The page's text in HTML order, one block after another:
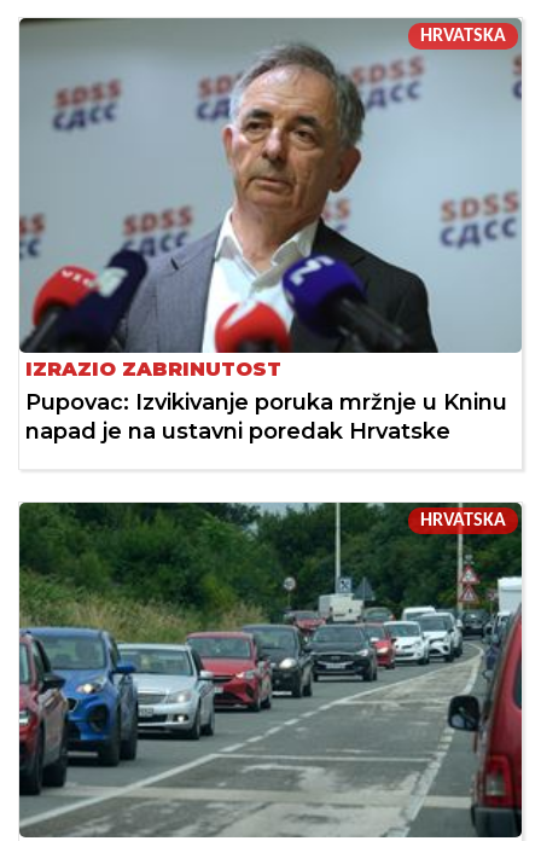
HRVATSKA
IZRAZIO ZABRINUTOST
Pupovac: Izvikivanje poruka mržnje u Kninu
napad je na ustavni poredak Hrvatske
HRVATSKA